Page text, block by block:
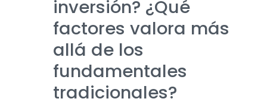
inversión? ¿Qué
factores valora más
allá de los
fundamentales
tradicionales?